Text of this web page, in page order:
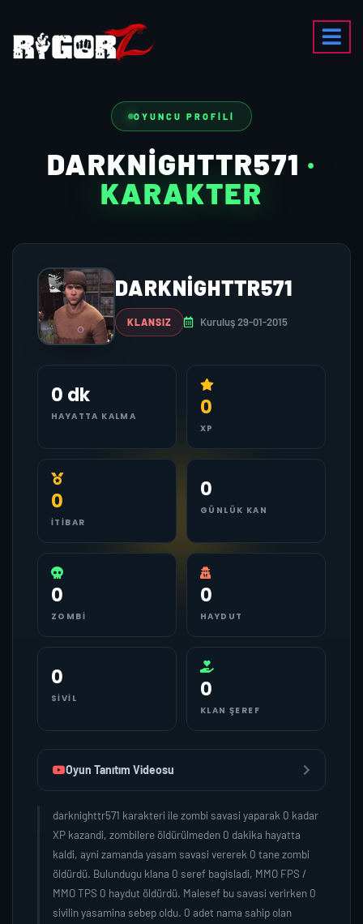
OYUNCU PROFILI
DARKNIGHTTR571 ·
KARAKTER
DARKNIGHTTR571
KLANSIZ Kuruluş 29-01-2015
0 dk
HAYATTA KALMA 0
XP
0
İTIBAR
0
GÜNLÜK KAN
0
ZOMBI
0
HAYDUT
0
SIVIL 0
KLAN ŞEREF
Oyun Tanıtım Videosu
darknighttr571 karakteri ile zombi savasi yaparak 0 kadar
XP kazandi, zombilere öldürülmeden 0 dakika hayatta
kaldi, ayni zamanda yasam savasi vererek 0 tane zombi
öldürdü. Bulundugu klana 0 seref bagisladi, MMO FPS /
MMO TPS 0 haydut öldürdü. Malesef bu savasi verirken 0
sivilin yasamina sebep oldu. 0 adet nama sahip olan